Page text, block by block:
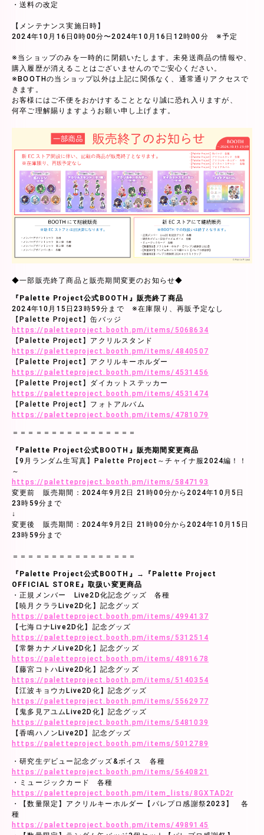
・送料の改定
【メンテナンス実施日時】
2024年10月16日0時00分〜2024年10月16日12時00分 ※予定
※当ショップのみを一時的に閉鎖いたします。未発送商品の情報や、
購入履歴が消えることはございませんのでご安心ください。
※BOOTHの当ショップ以外は上記に関係なく、通常通りアクセスで
きます。
お客様にはご不便をおかけすることとなり誠に恐れ入りますが、
何卒ご理解賜りますようお願い申し上げます。
◆一部販売終了商品と販売期間変更のお知らせ◆
『Palette Project公式BOOTH』販売終了商品
2024年10月15日23時59分まで ※在庫限り、再販予定なし
【Palette Project】缶バッジ
https://paletteproject.booth.pm/items/5068634
【Palette Project】アクリルスタンド
https://paletteproject.booth.pm/items/4840507
【Palette Project】アクリルキーホルダー
https://paletteproject.booth.pm/items/4531456
【Palette Project】ダイカットステッカー
https://paletteproject.booth.pm/items/4531474
【Palette Project】フォトアルバム
https://paletteproject.booth.pm/items/4781079
＝＝＝＝＝＝＝＝＝＝＝＝＝＝＝＝
『Palette Project公式BOOTH』販売期間変更商品
【9月ランダム生写真】Palette Project～チャイナ服2024編！！
～
https://paletteproject.booth.pm/items/5847193
変更前 販売期間：2024年9月2日 21時00分から2024年10月5日
23時59分まで
↓
変更後 販売期間：2024年9月2日 21時00分から2024年10月15日
23時59分まで
＝＝＝＝＝＝＝＝＝＝＝＝＝＝＝＝
『Palette Project公式BOOTH』→『Palette Project
OFFICIAL STORE』取扱い変更商品
・正規メンバー Live2D化記念グッズ 各種
【暁月クララLive2D化】記念グッズ
https://paletteproject.booth.pm/items/4994137
【七海ロナLive2D化】記念グッズ
https://paletteproject.booth.pm/items/5312514
【常磐カナメLive2D化】記念グッズ
https://paletteproject.booth.pm/items/4891678
【藤宮コトハLive2D化】記念グッズ
https://paletteproject.booth.pm/items/5140354
【江波キョウカLive2D化】記念グッズ
https://paletteproject.booth.pm/items/5562977
【鬼多見アユムLive2D化】記念グッズ
https://paletteproject.booth.pm/items/5481039
【香鳴ハノンLive2D】記念グッズ
https://paletteproject.booth.pm/items/5012789
・研究生デビュー記念グッズ&ボイス 各種
https://paletteproject.booth.pm/items/5640821
・ミュージックカード 各種
https://paletteproject.booth.pm/item_lists/8GXTAD2r
・【数量限定】アクリルキーホルダー【パレプロ感謝祭2023】 各
種
https://paletteproject.booth.pm/items/4989145